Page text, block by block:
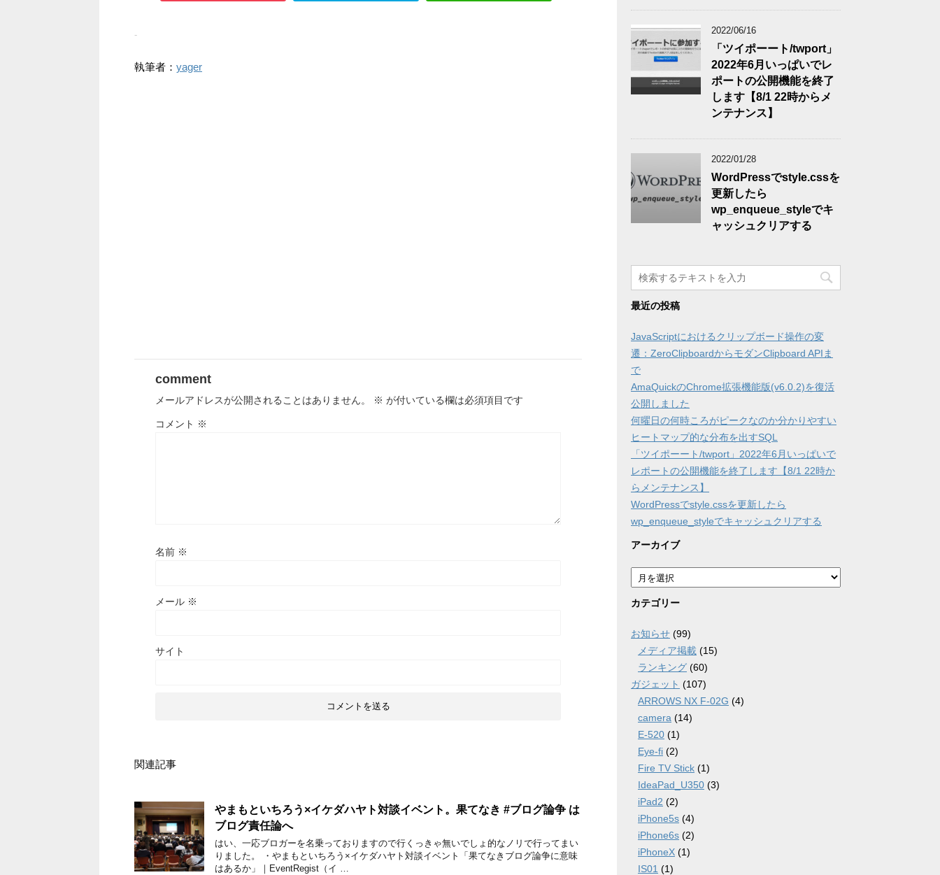
-
執筆者： yager
comment
メールアドレスが公開されることはありません。 ※ が付いている欄は必須項目です
コメント ※
名前 ※
メール ※
サイト
関連記事
やまもといちろう×イケダハヤト対談イベント。果てなき #ブログ論争 は
ブログ責任論へ
はい、一応ブロガーを名乗っておりますので行くっきゃ無いでしょ的なノリで行ってまい
りました。 ・やまもといちろう×イケダハヤト対談イベント「果てなきブログ論争に意味
はあるか」｜EventRegist（イ …
2022/06/16
「ツイポーート/twport」
2022年6月いっぱいでレ
ポートの公開機能を終了
します【8/1 22時からメ
ンテナンス】
2022/01/28
WordPressでstyle.cssを
更新したら
wp_enqueue_styleでキ
ャッシュクリアする
最近の投稿
JavaScriptにおけるクリップボード操作の変
遷：ZeroClipboardからモダンClipboard APIま
で
AmaQuickのChrome拡張機能版(v6.0.2)を復活
公開しました
何曜日の何時ころがピークなのか分かりやすい
ヒートマップ的な分布を出すSQL
「ツイポーート/twport」2022年6月いっぱいで
レポートの公開機能を終了します【8/1 22時か
らメンテナンス】
WordPressでstyle.cssを更新したら
wp_enqueue_styleでキャッシュクリアする
アーカイブ
ア
ー
カ
ブ
カテゴリー
お知らせ (99)
メディア掲載 (15)
ランキング (60)
ガジェット (107)
ARROWS NX F-02G (4)
camera (14)
E-520 (1)
Eye-fi (2)
Fire TV Stick (1)
IdeaPad_U350 (3)
iPad2 (2)
iPhone5s (4)
iPhone6s (2)
iPhoneX (1)
IS01 (1)